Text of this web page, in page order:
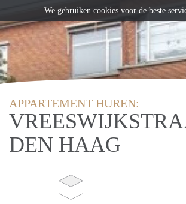
APPARTEMENT HUREN:
DEN HAAG
We gebruiken cookies voor de beste